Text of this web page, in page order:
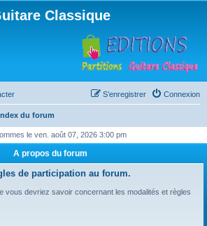
Classique
Connexion
S’enregistrer
du forum
le ven. août 07, 2026 3:00 pm
A propos du forum
de participation au forum.
vous devriez savoir concernant les modalités et règles